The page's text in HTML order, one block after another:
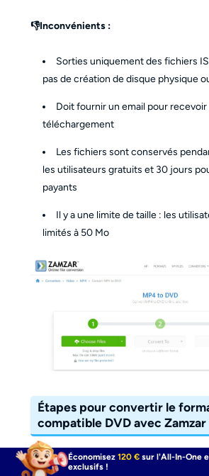
👎Inconvénients :
Sorties uniquement des fichiers
pas de création de disque physique
Doit fournir un email pour recevoir
téléchargement
Les fichiers sont conservés
les utilisateurs gratuits et 30 jours
payants
Il y a une limite de taille : les
limités à 50 Mo
Étapes pour convertir le
compatible DVD avec Zamzar
Étape 1 : Ouvrez n'importe quel
Économisez120 € sur l'All-In-One
exclusifs !